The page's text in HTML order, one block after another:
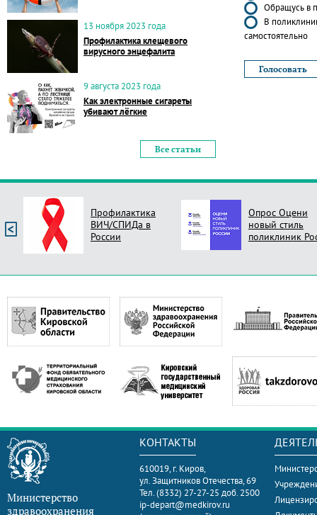
13 ноября 2023 года
Профилактика клещевого
вирусного энцефалита
9 августа 2023 года
Как электронные сигареты
убивают лёгкие
Все статьи
Обращусь в
В
самостоятельно
Профилактика
ВИЧ/СПИДа в
России
Опрос Оцени
новый стиль
поликлиник
Министерство
здравоохранения
КОНТАКТЫ
610019, г. Киров,
ул. Защитников Отечества, 69
Тел. (8332) 27-27-25 доб. 2500
ip-depart@medkirov.ru